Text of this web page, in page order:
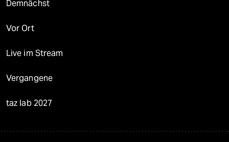
Demnächst
Vor Ort
Live im Stream
Vergangene
taz lab 2027